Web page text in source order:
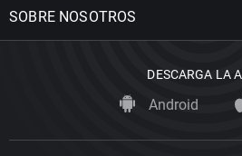
SOBRE NOSOTROS
DESCARGA LA
Android